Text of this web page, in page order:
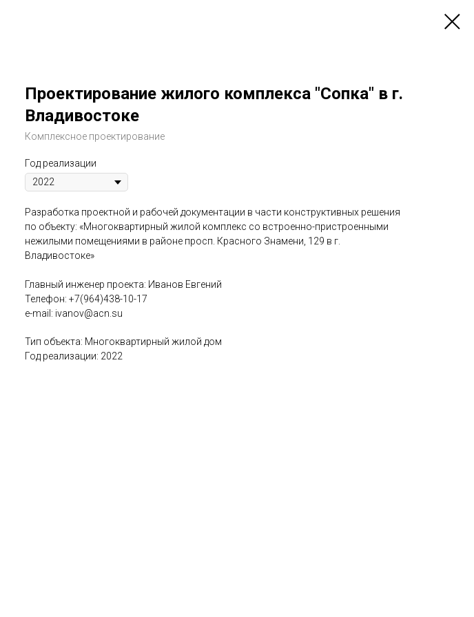
Проектирование жилого комплекса "Сопка" в г.
Владивостоке
Комплексное проектирование
Год реализации
Разработка проектной и рабочей документации в части конструктивных решения
по объекту: «Многоквартирный жилой комплекс со встроенно-пристроенными
нежилыми помещениями в районе просп. Красного Знамени, 129 в г.
Владивостоке»
Главный инженер проекта: Иванов Евгений
Телефон: +7(964)438-10-17
e-mail: ivanov@acn.su
Тип объекта: Многоквартирный жилой дом
Год реализации: 2022